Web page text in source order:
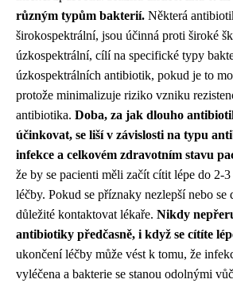
různým typům bakterií. Některá
širokospektrální, jsou účinná proti široké
úzkospektrální, cílí na specifické typy
úzkospektrálních antibiotik, pokud je to
protože minimalizuje riziko vzniku
antibiotika. Doba, za jak dlouho
účinkovat, se liší v závislosti na typu
infekce a celkovém zdravotním stavu
že by se pacienti měli začít cítit lépe do 2-
léčby. Pokud se příznaky nezlepší nebo se
důležité kontaktovat lékaře. Nikdy
antibiotiky předčasně, i když se cítíte
ukončení léčby může vést k tomu, že
vyléčena a bakterie se stanou odolnými